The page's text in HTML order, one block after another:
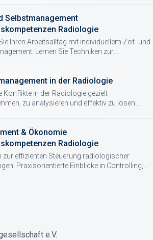
Selbstmanagement
Radiologie
Ihren Arbeitsalltag mit individuellem Zeit- und
Lernen Sie Techniken zur
in der Radiologie
Konflikte in der Radiologie gezielt
zu analysieren und effektiv zu lösen.
& Ökonomie
Radiologie
zur effizienten Steuerung radiologischer
Praxisorientierte Einblicke in Controlling,
e.V.